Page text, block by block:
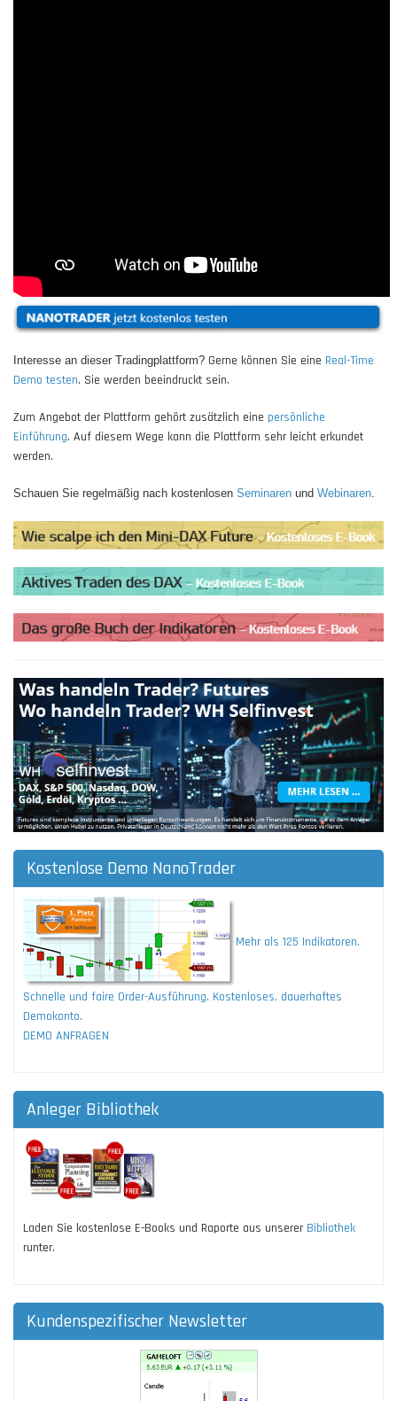
Interesse an dieser Tradingplattform? Gerne können Sie eine Real-Time
Demo testen. Sie werden beeindruckt sein.
Zum Angebot der Plattform gehört zusätzlich eine persönliche
Einführung. Auf diesem Wege kann die Plattform sehr leicht erkundet
werden.
Schauen Sie regelmäßig nach kostenlosen Seminaren und Webinaren.
Kostenlose Demo NanoTrader
Mehr als 125 Indikatoren.
Schnelle und faire Order-Ausführung. Kostenloses, dauerhaftes
Demokonto.
DEMO ANFRAGEN
Anleger Bibliothek
Laden Sie kostenlose E-Books und Raporte aus unserer Bibliothek
runter.
Kundenspezifischer Newsletter